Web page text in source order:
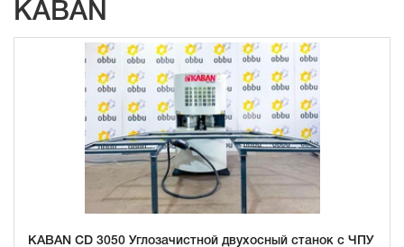
KABAN
KABAN CD 3050 Углозачистной двухосный станок с ЧПУ